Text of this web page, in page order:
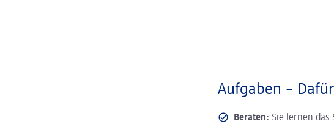
Aufgaben –
Beraten: Sie lernen